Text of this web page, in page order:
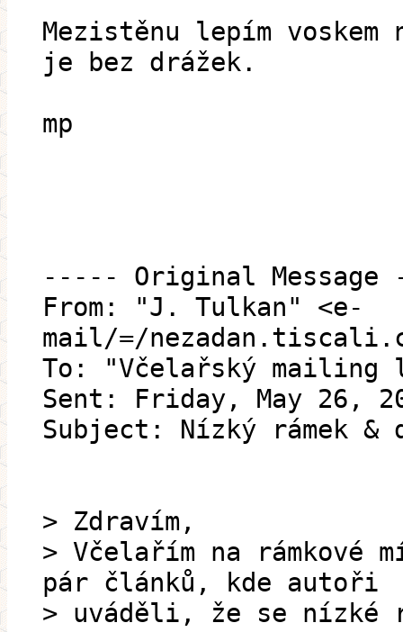
Mezistěnu lepím
je bez drážek.
mp
----- Original
From: "J. Tulkan" <e-
mail/=/
To: "Včelařský
Sent: Friday, May 26,
Subject: Nízký rámek &
> Zdravím,
> Včelařím na rámkové
pár článků, kde autoři
> uváděli, že se nízké